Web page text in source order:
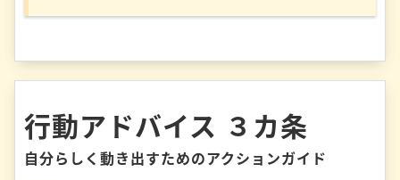
行動アドバイス ３カ条
自分らしく動き出すためのアクションガイド